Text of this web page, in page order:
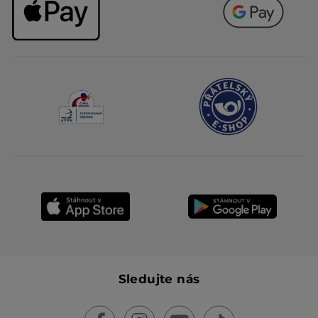
Sledujte nás